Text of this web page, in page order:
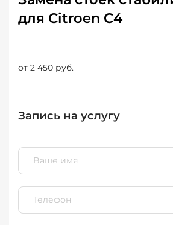
для Citroen C4
от 2 450 руб.
Запись на услугу